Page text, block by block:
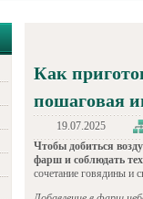
Как
пошаговая
19.07.2025
Чтобы добиться
фарш и соблюдать
сочетание говядины и